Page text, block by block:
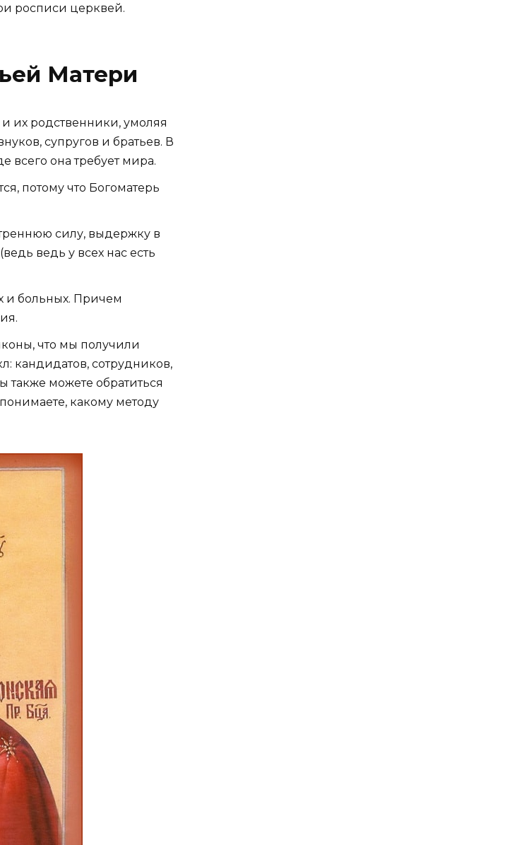
росписи церквей.
Матери
их родственники, умоляя
супругов и братьев. В
всего она требует мира.
потому что Богоматерь
силу, выдержку в
ведь у всех нас есть
и больных. Причем
что мы получили
кандидатов, сотрудников,
можете обратиться
какому методу